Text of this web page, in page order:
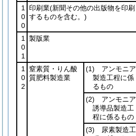
1
0
0
印刷業(新聞その他の出版物を印刷
するものを含む。)
1
0
1
製版業
1
0
2
窒素質・りん酸
質肥料製造業
(1) アンモニア
製造工程に係
るもの
(2) アンモニア
誘導品製造工
程に係るもの
(3) 尿素製造工